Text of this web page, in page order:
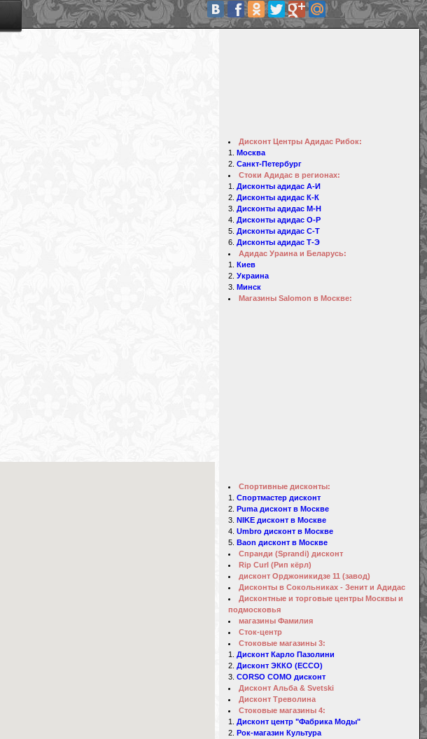
Дисконт Центры Адидас Рибок:
Москва
Санкт-Петербург
Стоки Адидас в регионах:
Дисконты адидас А-И
Дисконты адидас К-К
Дисконты адидас М-Н
Дисконты адидас О-Р
Дисконты адидас С-Т
Дисконты адидас Т-Э
Адидас Ураина и Беларусь:
Киев
Украина
Минск
Магазины Salomon в Москве:
Спортивные дисконты:
Спортмастер дисконт
Puma дисконт в Москве
NIKE дисконт в Москве
Umbro дисконт в Москве
Baon дисконт в Москве
Спранди (Sprandi) дисконт
Rip Curl (Рип кёрл)
дисконт Орджоникидзе 11 (завод)
Дисконты в Сокольниках - Зенит и Адидас
Дисконтные и торговые центры Москвы и
подмосковья
магазины Фамилия
Сток-центр
Стоковые магазины 3:
Дисконт Карло Пазолини
Дисконт ЭККО (ECCO)
CORSO COMO дисконт
Дисконт Альба & Svetski
Дисконт Треволина
Стоковые магазины 4:
Дисконт центр "Фабрика Моды"
Рок-магазин Культура